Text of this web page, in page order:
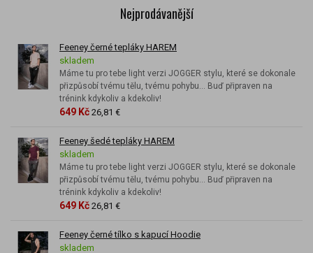
Nejprodávanější
Feeney černé tepláky HAREM
skladem
Máme tu pro tebe light verzi JOGGER stylu, které se dokonale
přizpůsobí tvému tělu, tvému pohybu... Buď připraven na
trénink kdykoliv a kdekoliv!
649 Kč 26,81 €
Feeney šedé tepláky HAREM
skladem
Máme tu pro tebe light verzi JOGGER stylu, které se dokonale
přizpůsobí tvému tělu, tvému pohybu... Buď připraven na
trénink kdykoliv a kdekoliv!
649 Kč 26,81 €
Feeney černé tílko s kapucí Hoodie
skladem